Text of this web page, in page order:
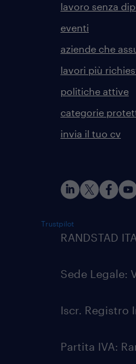
lavoro senza
eventi
aziende che
lavori più
politiche attive
categorie
invia il tuo cv
Trustpilot
RANDSTAD
Sede Legale:
Iscr. Registro
Partita IVA: